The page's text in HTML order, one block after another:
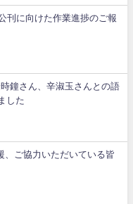
刊に向けた作業進捗のご報
鐘さん、辛淑玉さんとの語
した
ご協力いただいている皆